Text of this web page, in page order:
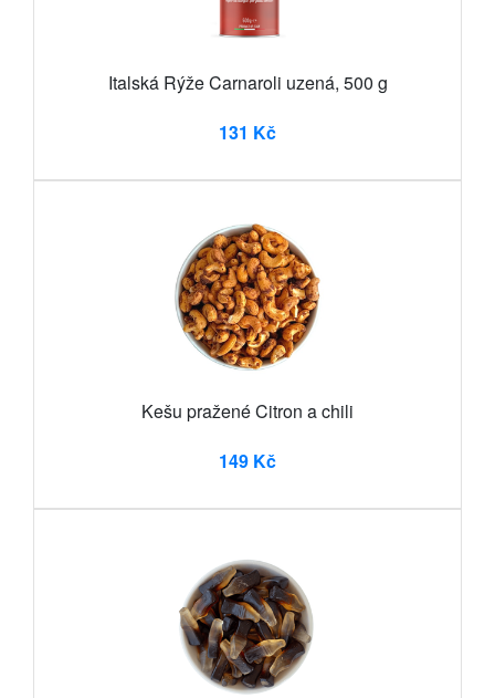
Italská Rýže Carnaroli uzená, 500 g
131 Kč
Kešu pražené Citron a chili
149 Kč